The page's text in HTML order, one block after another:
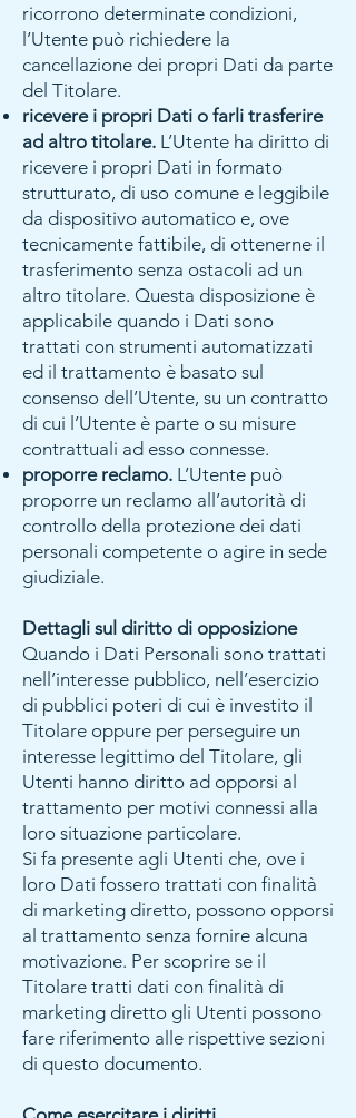
ricorrono determinate condizioni,
l’Utente può richiedere la
cancellazione dei propri Dati da parte
del Titolare.
ricevere i propri Dati o farli trasferire
ad altro titolare. L’Utente ha diritto di
ricevere i propri Dati in formato
strutturato, di uso comune e leggibile
da dispositivo automatico e, ove
tecnicamente fattibile, di ottenerne il
trasferimento senza ostacoli ad un
altro titolare. Questa disposizione è
applicabile quando i Dati sono
trattati con strumenti automatizzati
ed il trattamento è basato sul
consenso dell’Utente, su un contratto
di cui l’Utente è parte o su misure
contrattuali ad esso connesse.
proporre reclamo. L’Utente può
proporre un reclamo all’autorità di
controllo della protezione dei dati
personali competente o agire in sede
giudiziale.
Dettagli sul diritto di opposizione
Quando i Dati Personali sono trattati
nell’interesse pubblico, nell’esercizio
di pubblici poteri di cui è investito il
Titolare oppure per perseguire un
interesse legittimo del Titolare, gli
Utenti hanno diritto ad opporsi al
trattamento per motivi connessi alla
loro situazione particolare.
Si fa presente agli Utenti che, ove i
loro Dati fossero trattati con finalità
di marketing diretto, possono opporsi
al trattamento senza fornire alcuna
motivazione. Per scoprire se il
Titolare tratti dati con finalità di
marketing diretto gli Utenti possono
fare riferimento alle rispettive sezioni
di questo documento.